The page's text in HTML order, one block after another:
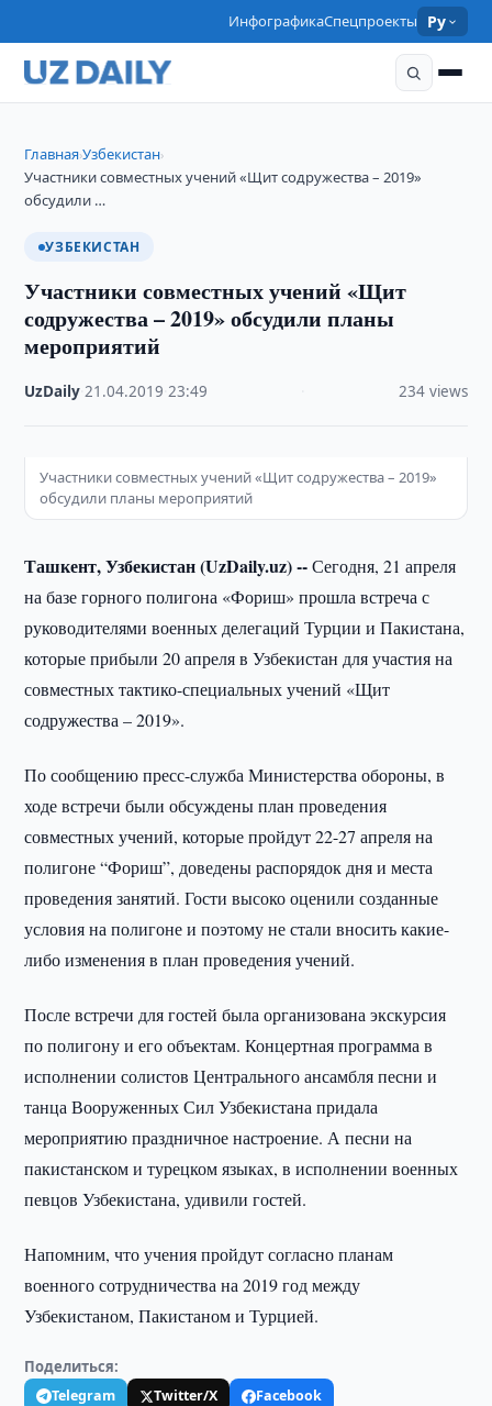
ИнфографикаСпецпроекты Ру
Главная›Узбекистан›
Участники совместных учений «Щит содружества – 2019»
обсудили …
УЗБЕКИСТАН
Участники совместных учений «Щит
содружества – 2019» обсудили планы
мероприятий
UzDaily ·21.04.2019 ·23:49 234 views
Участники совместных учений «Щит содружества – 2019»
обсудили планы мероприятий
Ташкент, Узбекистан (UzDaily.uz) --Сегодня, 21 апреля
на базе горного полигона «Фориш» прошла встреча с
руководителями военных делегаций Турции и Пакистана,
которые прибыли 20 апреля в Узбекистан для участия на
совместных тактико-специальных учений «Щит
содружества – 2019».
По сообщению пресс-служба Министерства обороны, в
ходе встречи были обсуждены план проведения
совместных учений, которые пройдут 22-27 апреля на
полигоне “Фориш”, доведены распорядок дня и места
проведения занятий. Гости высоко оценили созданные
условия на полигоне и поэтому не стали вносить какие-
либо изменения в план проведения учений.
После встречи для гостей была организована экскурсия
по полигону и его объектам. Концертная программа в
исполнении солистов Центрального ансамбля песни и
танца Вооруженных Сил Узбекистана придала
мероприятию праздничное настроение. А песни на
пакистанском и турецком языках, в исполнении военных
певцов Узбекистана, удивили гостей.
Напомним, что учения пройдут согласно планам
военного сотрудничества на 2019 год между
Узбекистаном, Пакистаном и Турцией.
Поделиться:
Telegram Twitter/X
Facebook